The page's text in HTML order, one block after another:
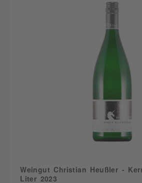
Weingut Christian Heußler -
Liter 2023